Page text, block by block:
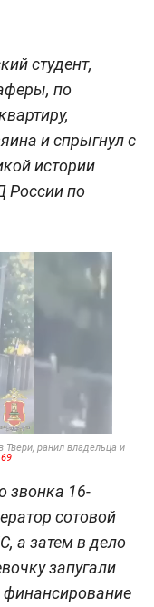
студент,
по
и спрыгнул с
истории
России по
Твери, ранил владельца и
звонка 16-
сотовой
а затем в дело
запугали
финансирование